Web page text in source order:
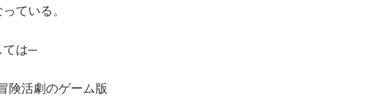
ている。
ては─
険活劇のゲーム版